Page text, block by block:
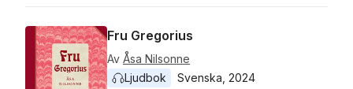
Fru Gregorius
Av Åsa Nilsonne
Ljudbok
Svenska 2024